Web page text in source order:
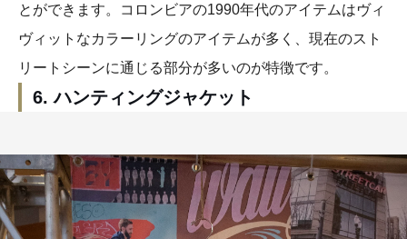
とができます。コロンビアの1990年代のアイテムはヴィ
ヴィットなカラーリングのアイテムが多く、現在のスト
リートシーンに通じる部分が多いのが特徴です。
6. ハンティングジャケット